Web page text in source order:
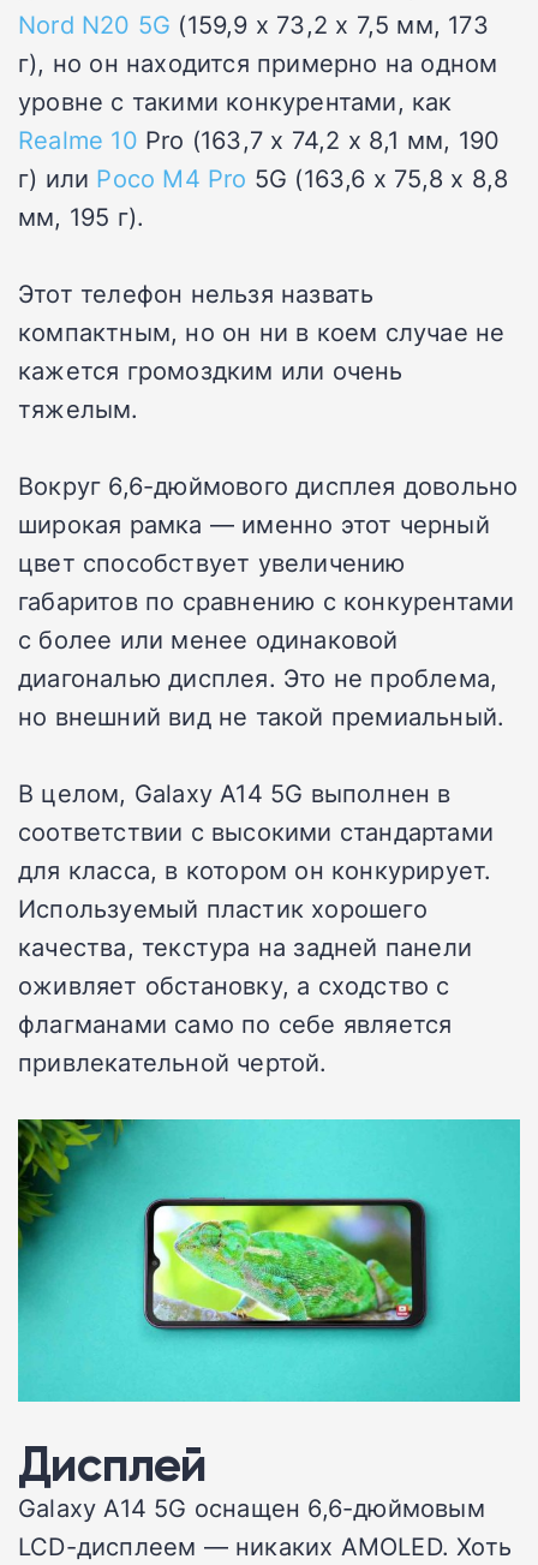
Nord N20 5G (159,9 x 73,2 x 7,5 мм, 173
г), но он находится примерно на одном
уровне с такими конкурентами, как
Realme 10 Pro (163,7 x 74,2 x 8,1 мм, 190
г) или Poco M4 Pro 5G (163,6 x 75,8 x 8,8
мм, 195 г).
Этот телефон нельзя назвать
компактным, но он ни в коем случае не
кажется громоздким или очень
тяжелым.
Вокруг 6,6-дюймового дисплея довольно
широкая рамка — именно этот черный
цвет способствует увеличению
габаритов по сравнению с конкурентами
с более или менее одинаковой
диагональю дисплея. Это не проблема,
но внешний вид не такой премиальный.
В целом, Galaxy A14 5G выполнен в
соответствии с высокими стандартами
для класса, в котором он конкурирует.
Используемый пластик хорошего
качества, текстура на задней панели
оживляет обстановку, а сходство с
флагманами само по себе является
привлекательной чертой.
Дисплей
Galaxy A14 5G оснащен 6,6-дюймовым
LCD-дисплеем — никаких AMOLED. Хоть